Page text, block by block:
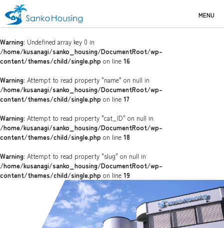
MENU
Warning: Undefined array key 0 in
/home/kusanagi/sanko_housing/DocumentRoot/wp-
content/themes/child/single.php on line 16
Warning: Attempt to read property "name" on null in
/home/kusanagi/sanko_housing/DocumentRoot/wp-
content/themes/child/single.php on line 17
Warning: Attempt to read property "cat_ID" on null in
/home/kusanagi/sanko_housing/DocumentRoot/wp-
content/themes/child/single.php on line 18
Warning: Attempt to read property "slug" on null in
/home/kusanagi/sanko_housing/DocumentRoot/wp-
content/themes/child/single.php on line 19